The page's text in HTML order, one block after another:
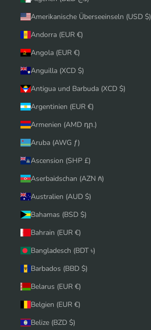
Amerikanische Überseeinseln (USD $)
Andorra (EUR €)
Angola (EUR €)
Anguilla (XCD $)
Antigua und Barbuda (XCD $)
Argentinien (EUR €)
Armenien (AMD դր.)
Aruba (AWG ƒ)
Ascension (SHP £)
Aserbaidschan (AZN ₼)
Australien (AUD $)
Bahamas (BSD $)
Bahrain (EUR €)
Bangladesch (BDT ৳)
Barbados (BBD $)
Belarus (EUR €)
Belgien (EUR €)
Belize (BZD $)